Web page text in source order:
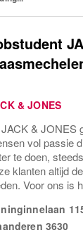
& JONES
& JONES
vol passie
te doen,
klanten altijd
Voor ons is
3630